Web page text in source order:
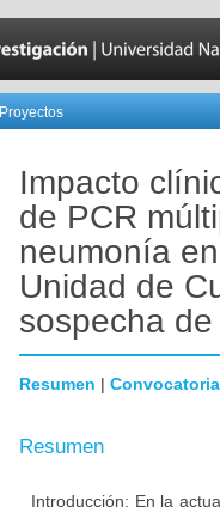
Proyectos
Impacto
de PCR
neumonía
Unidad de
sospecha
Resumen | Convocatoria
Resumen
Introducción: En la